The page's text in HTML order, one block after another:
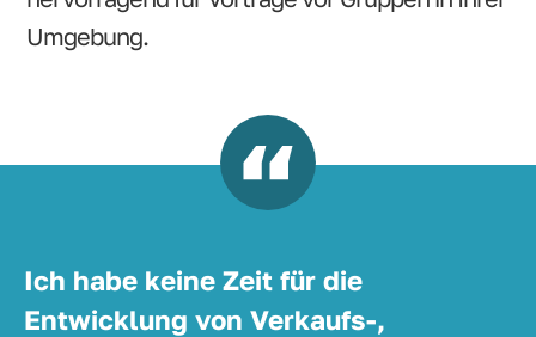
Umgebung.
Ich habe keine Zeit für die
Entwicklung von Verkaufs-,